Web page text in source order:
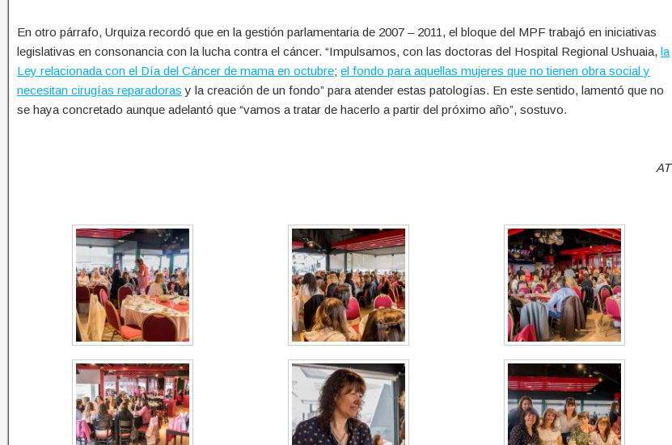
En otro párrafo, Urquiza recordó que en la gestión parlamentaria de 2007 – 2011, el bloque del MPF trabajó en iniciativas
legislativas en consonancia con la lucha contra el cáncer. “Impulsamos, con las doctoras del Hospital Regional Ushuaia, la
Ley relacionada con el Día del Cáncer de mama en octubre; el fondo para aquellas mujeres que no tienen obra social y
necesitan cirugías reparadoras y la creación de un fondo” para atender estas patologías. En este sentido, lamentó que no
se haya concretado aunque adelantó que “vamos a tratar de hacerlo a partir del próximo año”, sostuvo.
AT